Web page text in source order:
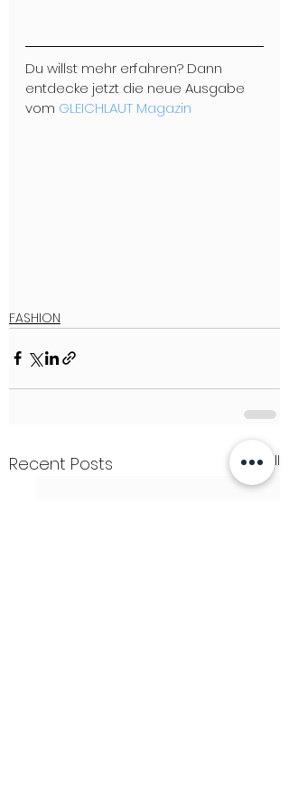
Du willst mehr erfahren? Dann
entdecke jetzt die neue Ausgabe
vom GLEICHLAUT Magazin
FASHION
Recent Posts See All